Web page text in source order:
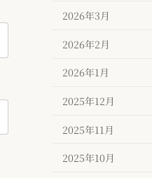
2026年3月
2026年2月
2026年1月
2025年12月
2025年11月
2025年10月